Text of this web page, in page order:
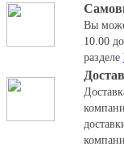
Вы
10.00
разделе